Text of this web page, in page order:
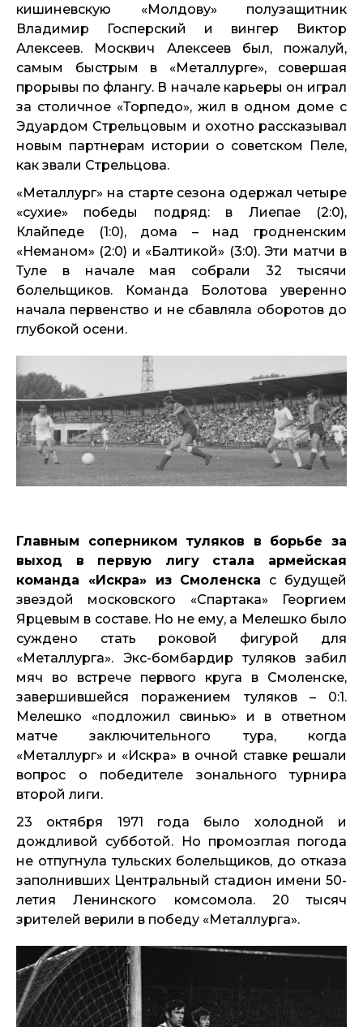
кишиневскую «Молдову» полузащитник
Владимир Госперский и вингер Виктор
Алексеев. Москвич Алексеев был, пожалуй,
самым быстрым в «Металлурге», совершая
прорывы по флангу. В начале карьеры он играл
за столичное «Торпедо», жил в одном доме с
Эдуардом Стрельцовым и охотно рассказывал
новым партнерам истории о советском Пеле,
как звали Стрельцова.
«Металлург» на старте сезона одержал четыре
«сухие» победы подряд: в Лиепае (2:0),
Клайпеде (1:0), дома – над гродненским
«Неманом» (2:0) и «Балтикой» (3:0). Эти матчи в
Туле в начале мая собрали 32 тысячи
болельщиков. Команда Болотова уверенно
начала первенство и не сбавляла оборотов до
глубокой осени.
Главным соперником туляков в борьбе за
выход в первую лигу стала армейская
команда «Искра» из Смоленска с будущей
звездой московского «Спартака» Георгием
Ярцевым в составе. Но не ему, а Мелешко было
суждено стать роковой фигурой для
«Металлурга». Экс-бомбардир туляков забил
мяч во встрече первого круга в Смоленске,
завершившейся поражением туляков – 0:1.
Мелешко «подложил свинью» и в ответном
матче заключительного тура, когда
«Металлург» и «Искра» в очной ставке решали
вопрос о победителе зонального турнира
второй лиги.
23 октября 1971 года было холодной и
дождливой субботой. Но промозглая погода
не отпугнула тульских болельщиков, до отказа
заполнивших Центральный стадион имени 50-
летия Ленинского комсомола. 20 тысяч
зрителей верили в победу «Металлурга».